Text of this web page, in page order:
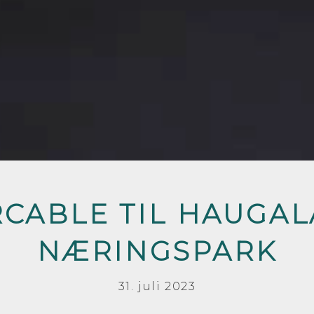
TIL
NÆRINGSPARK
31. juli 2023